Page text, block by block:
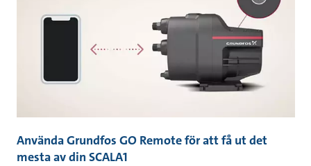
Använda Grundfos GO Remote för att få ut det
mesta av din SCALA1